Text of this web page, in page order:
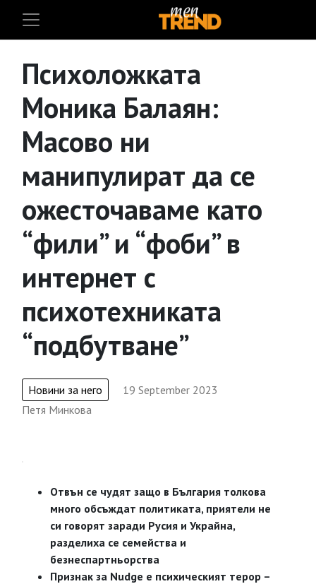
Психоложката
Моника Балаян:
Масово ни
манипулират да се
ожесточаваме като
“фили” и “фоби” в
интернет с
психотехниката
“подбутване”
Новини за него
19 September 2023
Петя Минкова
Отвън се чудят защо в България толкова
много обсъждат политиката, приятели не
си говорят заради Русия и Украйна,
разделиха се семейства и
безнеспартньорства
Признак за Nudge е психическият терор –